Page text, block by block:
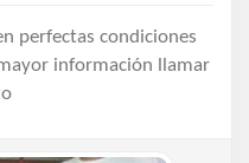
perfectas condiciones
información llamar